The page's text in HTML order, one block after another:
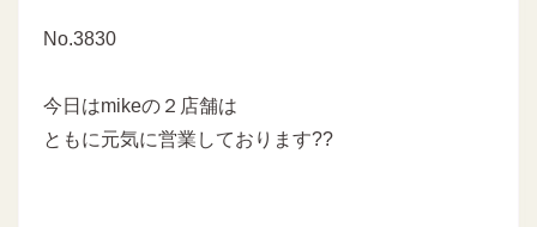
No.3830
今日はmikeの２店舗は
ともに元気に営業しております??